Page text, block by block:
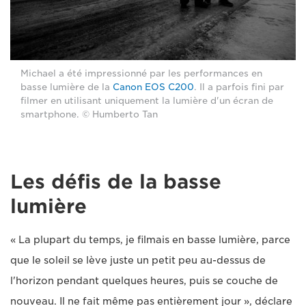
Michael a été impressionné par les performances en
basse lumière de la Canon EOS C200. Il a parfois fini par
filmer en utilisant uniquement la lumière d'un écran de
smartphone. © Humberto Tan
Les défis de la basse
lumière
« La plupart du temps, je filmais en basse lumière, parce
que le soleil se lève juste un petit peu au-dessus de
l'horizon pendant quelques heures, puis se couche de
nouveau. Il ne fait même pas entièrement jour », déclare